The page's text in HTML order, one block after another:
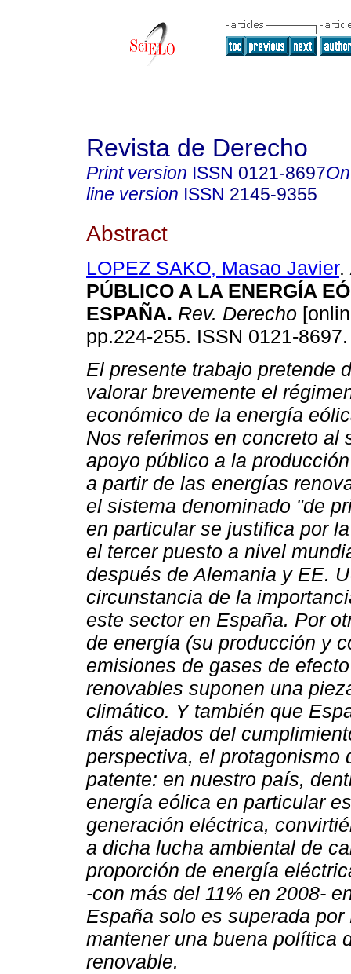
Revista de Derecho
Print version ISSN 0121-8697
line version ISSN 2145-9355
Abstract
LOPEZ SAKO, Masao Javier.
PÚBLICO A LA ENERGÍA
ESPAÑA. Rev. Derecho
pp.224-255. ISSN 0121-8697.
El presente trabajo pretende
valorar brevemente el
económico de la energía
Nos referimos en concreto al
apoyo público a la
a partir de las energías
el sistema denominado "de
en particular se justifica por
el tercer puesto a nivel
después de Alemania y EE.
circunstancia de la
este sector en España. Por
de energía (su producción y
emisiones de gases de
renovables suponen una
climático. Y también que
más alejados del
perspectiva, el protagonismo
patente: en nuestro país,
energía eólica en particular
generación eléctrica,
a dicha lucha ambiental de
proporción de energía
-con más del 11% en 2008-
España solo es superada
mantener una buena política
renovable.